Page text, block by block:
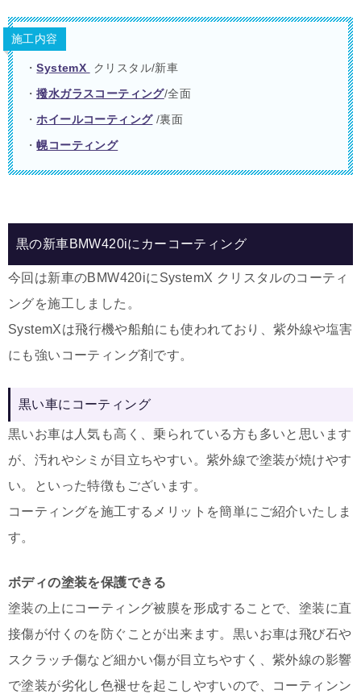
施工内容
・SystemX
クリスタル/新車
・撥水ガラスコーティング/全面
・ホイールコーティング/裏面
・幌コーティング
黒の新車BMW420iにカーコーティング
今回は新車のBMW420iにSystemX クリスタルのコーティ
ングを施工しました。
SystemXは飛行機や船舶にも使われており、紫外線や塩害
にも強いコーティング剤です。
黒い車にコーティング
黒いお車は人気も高く、乗られている方も多いと思います
が、汚れやシミが目立ちやすい。紫外線で塗装が焼けやす
い。といった特徴もございます。
コーティングを施工するメリットを簡単にご紹介いたしま
す。
ボディの塗装を保護できる
塗装の上にコーティング被膜を形成することで、塗装に直
接傷が付くのを防ぐことが出来ます。黒いお車は飛び石や
スクラッチ傷など細かい傷が目立ちやすく、紫外線の影響
で塗装が劣化し色褪せを起こしやすいので、コーティンン